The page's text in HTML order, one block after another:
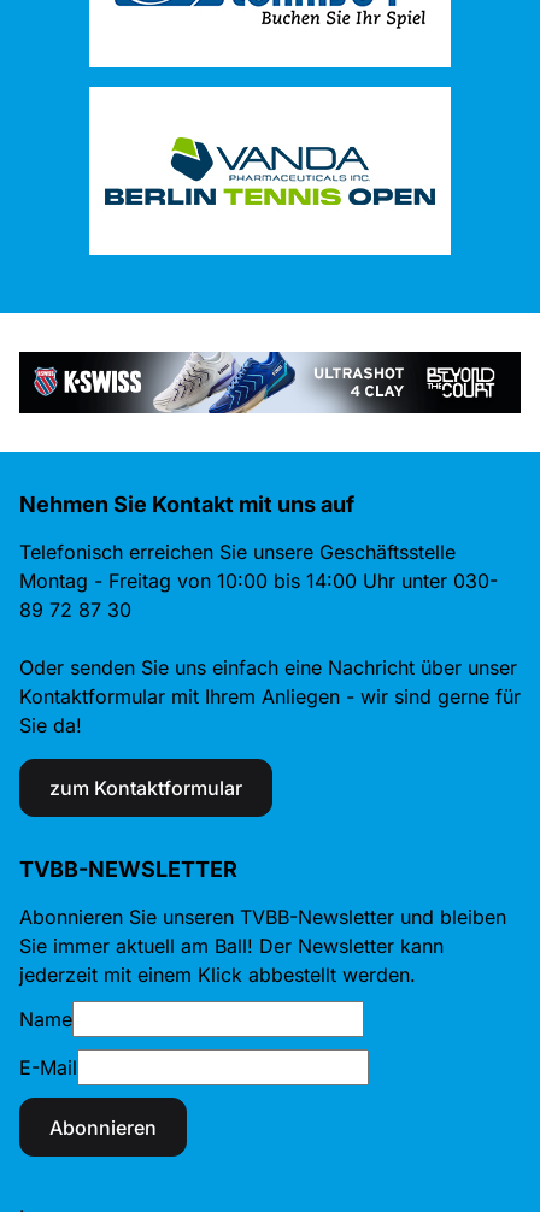
Nehmen Sie Kontakt mit uns auf
Telefonisch erreichen Sie unsere Geschäftsstelle
Montag - Freitag von 10:00 bis 14:00 Uhr unter 030-
89 72 87 30
Oder senden Sie uns einfach eine Nachricht über unser
Kontaktformular mit Ihrem Anliegen - wir sind gerne für
Sie da!
zum Kontaktformular
TVBB-NEWSLETTER
Abonnieren Sie unseren TVBB-Newsletter und bleiben
Sie immer aktuell am Ball! Der Newsletter kann
jederzeit mit einem Klick abbestellt werden.
Name
E-Mail
Abonnieren